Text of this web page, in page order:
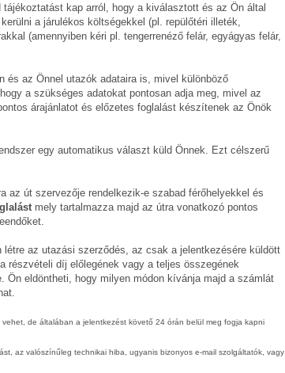
kap arról, hogy a kiválasztott és az Ön által
a járulékos költségekkel (pl. repülőtéri illeték,
(amennyiben kéri pl. tengerrenéző felár, egyágyas felár,
és az Önnel utazók adataira is, mivel különböző
a szükséges adatokat pontosan adja meg, mivel az
árajánlatot és előzetes foglalást készítenek az Önök
egy automatikus választ küld Önnek. Ezt célszerű
az út szervezője rendelkezik-e szabad férőhelyekkel és
mely tartalmazza majd az útra vonatkozó pontos
az utazási szerződés, az csak a jelentkezésére küldött
részvételi díj előlegének vagy a teljes összegének
Ön eldöntheti, hogy milyen módon kívánja majd a számlát
de általában a jelentkezést követő 24 órán belül meg fogja kapni
az valószínűleg technikai hiba, ugyanis bizonyos e-mail szolgáltatók, vagy